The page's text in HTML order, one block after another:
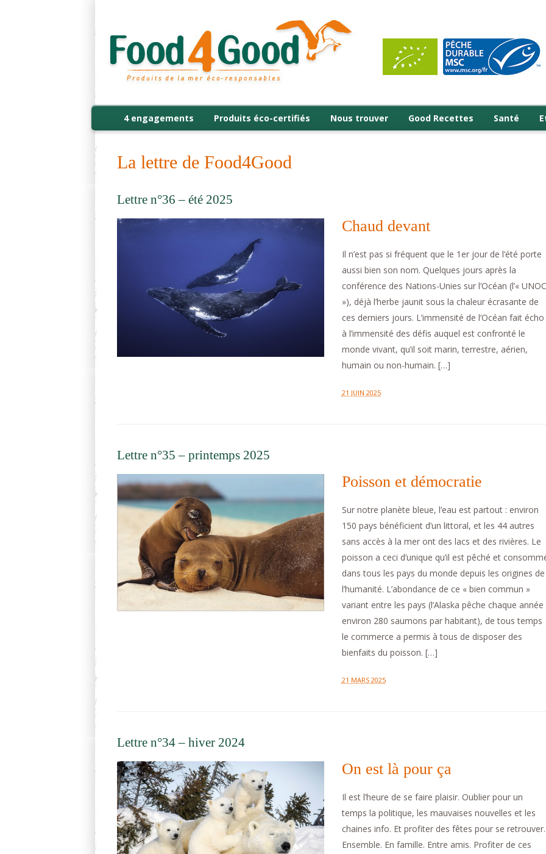
4 engagements Produits éco-certifiés Nous trouver Good Recettes Santé
La lettre de Food4Good
Lettre n°36 – été 2025
Chaud devant
Il n’est pas si fréquent que le 1er jour de l’été porte
aussi bien son nom. Quelques jours après la
conférence des Nations-Unies sur l’Océan (l’« UNOC
»), déjà l’herbe jaunit sous la chaleur écrasante de
ces derniers jours. L’immensité de l’Océan fait écho
à l’immensité des défis auquel est confronté le
monde vivant, qu’il soit marin, terrestre, aérien,
humain ou non-humain. […]
21 JUIN 2025
Lettre n°35 – printemps 2025
Poisson et démocratie
Sur notre planète bleue, l’eau est partout : environ
150 pays bénéficient d’un littoral, et les 44 autres
sans accès à la mer ont des lacs et des rivières. Le
poisson a ceci d’unique qu’il est pêché et
dans tous les pays du monde depuis les origines de
l’humanité. L’abondance de ce « bien commun »
variant entre les pays (l’Alaska pêche chaque année
environ 280 saumons par habitant), de tous temps
le commerce a permis à tous de disposer des
bienfaits du poisson. […]
21 MARS 2025
Lettre n°34 – hiver 2024
On est là pour ça
Il est l’heure de se faire plaisir. Oublier pour un
temps la politique, les mauvaises nouvelles et les
chaines info. Et profiter des fêtes pour se retrouver.
Ensemble. En famille. Entre amis. Profiter de ces